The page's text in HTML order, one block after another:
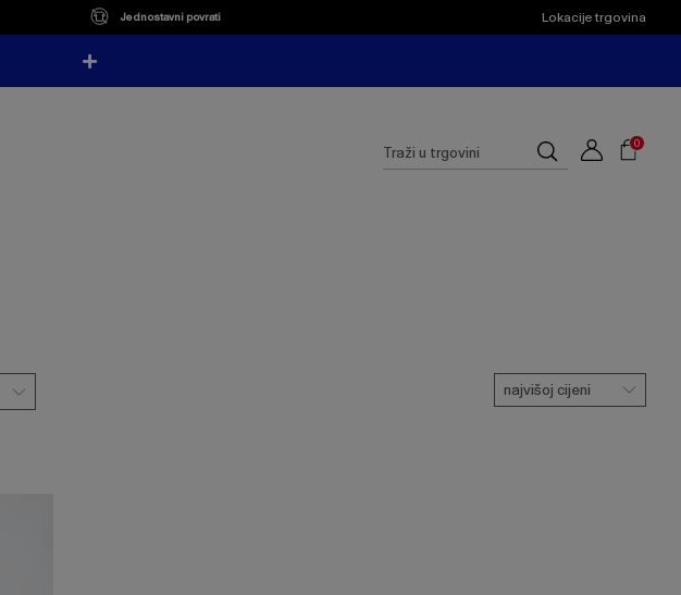
Jednostavni povrati Lokacije trgovina
Suggested
site
content
Traži
u
0
najvišoj cijeni